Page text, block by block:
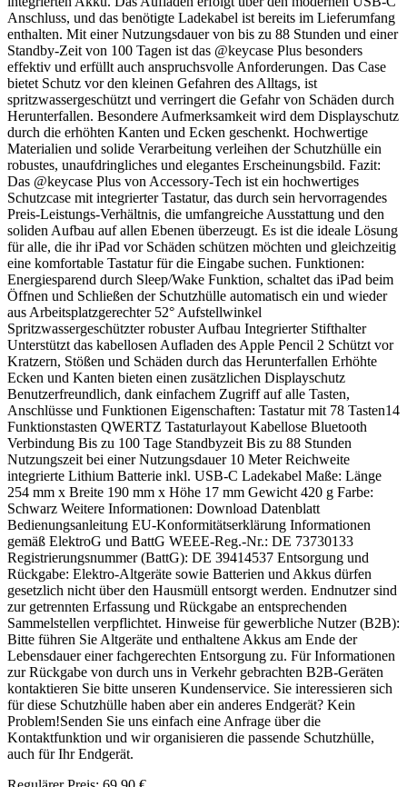
Anschluss, und das benötigte Ladekabel ist bereits im Lieferumfang
enthalten. Mit einer Nutzungsdauer von bis zu 88 Stunden und einer
Standby-Zeit von 100 Tagen ist das @keycase Plus besonders
effektiv und erfüllt auch anspruchsvolle Anforderungen. Das Case
bietet Schutz vor den kleinen Gefahren des Alltags, ist
spritzwassergeschützt und verringert die Gefahr von Schäden durch
Herunterfallen. Besondere Aufmerksamkeit wird dem Displayschutz
durch die erhöhten Kanten und Ecken geschenkt. Hochwertige
Materialien und solide Verarbeitung verleihen der Schutzhülle ein
robustes, unaufdringliches und elegantes Erscheinungsbild. Fazit:
Das @keycase Plus von Accessory-Tech ist ein hochwertiges
Schutzcase mit integrierter Tastatur, das durch sein hervorragendes
Preis-Leistungs-Verhältnis, die umfangreiche Ausstattung und den
soliden Aufbau auf allen Ebenen überzeugt. Es ist die ideale Lösung
für alle, die ihr iPad vor Schäden schützen möchten und gleichzeitig
eine komfortable Tastatur für die Eingabe suchen. Funktionen:
Energiesparend durch Sleep/Wake Funktion, schaltet das iPad beim
Öffnen und Schließen der Schutzhülle automatisch ein und wieder
aus Arbeitsplatzgerechter 52° Aufstellwinkel
Spritzwassergeschützter robuster Aufbau Integrierter Stifthalter
Unterstützt das kabellosen Aufladen des Apple Pencil 2 Schützt vor
Kratzern, Stößen und Schäden durch das Herunterfallen Erhöhte
Ecken und Kanten bieten einen zusätzlichen Displayschutz
Benutzerfreundlich, dank einfachem Zugriff auf alle Tasten,
Anschlüsse und Funktionen Eigenschaften: Tastatur mit 78 Tasten14
Funktionstasten QWERTZ Tastaturlayout Kabellose Bluetooth
Verbindung Bis zu 100 Tage Standbyzeit Bis zu 88 Stunden
Nutzungszeit bei einer Nutzungsdauer 10 Meter Reichweite
integrierte Lithium Batterie inkl. USB-C Ladekabel Maße: Länge
254 mm x Breite 190 mm x Höhe 17 mm Gewicht 420 g Farbe:
Schwarz Weitere Informationen: Download Datenblatt
Bedienungsanleitung EU-Konformitätserklärung Informationen
gemäß ElektroG und BattG WEEE-Reg.-Nr.: DE 73730133
Registrierungsnummer (BattG): DE 39414537 Entsorgung und
Rückgabe: Elektro-Altgeräte sowie Batterien und Akkus dürfen
gesetzlich nicht über den Hausmüll entsorgt werden. Endnutzer sind
zur getrennten Erfassung und Rückgabe an entsprechenden
Sammelstellen verpflichtet. Hinweise für gewerbliche Nutzer (B2B):
Bitte führen Sie Altgeräte und enthaltene Akkus am Ende der
Lebensdauer einer fachgerechten Entsorgung zu. Für Informationen
zur Rückgabe von durch uns in Verkehr gebrachten B2B-Geräten
kontaktieren Sie bitte unseren Kundenservice. Sie interessieren sich
für diese Schutzhülle haben aber ein anderes Endgerät? Kein
Problem!Senden Sie uns einfach eine Anfrage über die
Kontaktfunktion und wir organisieren die passende Schutzhülle,
auch für Ihr Endgerät.